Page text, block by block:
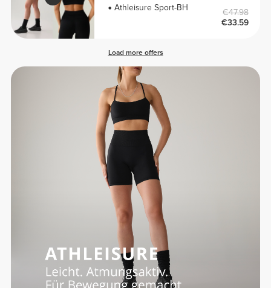
Athleisure Sport-BH
€47.98
€33.59
Load more offers